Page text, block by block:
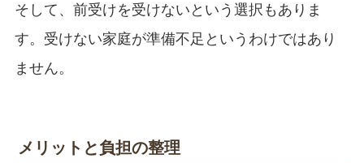
そして、前受けを受けないという選択もありま
す。受けない家庭が準備不足というわけではあり
ません。
メリットと負担の整理